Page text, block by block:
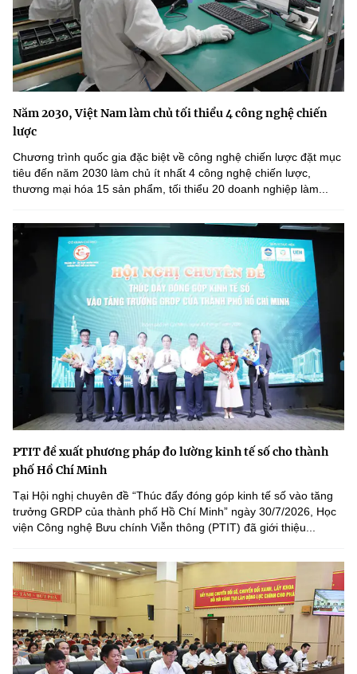
Năm 2030, Việt Nam làm chủ tối thiểu 4 công nghệ chiến
lược
Chương trình quốc gia đặc biệt về công nghệ chiến lược đặt mục
tiêu đến năm 2030 làm chủ ít nhất 4 công nghệ chiến lược,
thương mại hóa 15 sản phẩm, tối thiểu 20 doanh nghiệp làm...
PTIT đề xuất phương pháp đo lường kinh tế số cho thành
phố Hồ Chí Minh
Tại Hội nghị chuyên đề “Thúc đẩy đóng góp kinh tế số vào tăng
trưởng GRDP của thành phố Hồ Chí Minh” ngày 30/7/2026, Học
viện Công nghệ Bưu chính Viễn thông (PTIT) đã giới thiệu...